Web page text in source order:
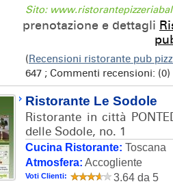
Sito:
prenotazione e dettagli
(Recensioni ristorante pub
647 ; Commenti recensioni: (0)
Ristorante Le Sodole
Ristorante in città
delle Sodole, no. 1
Cucina Ristorante: Toscana
Atmosfera: Accogliente
Voti Clienti: 3.64 da 5